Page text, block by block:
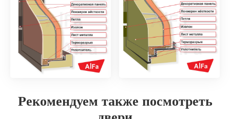
Рекомендуем также посмотреть